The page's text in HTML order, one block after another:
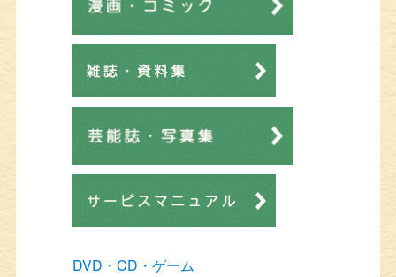
DVD・CD・ゲーム